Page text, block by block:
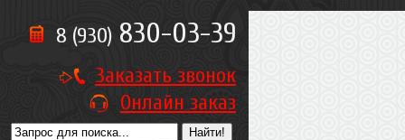
8 (930) 830-03-39
Заказать звонок
Онлайн заказ